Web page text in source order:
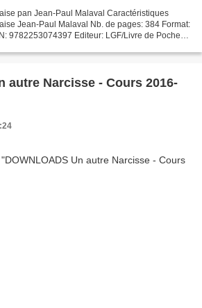
pan Jean-Paul Malaval Caractéristiques
Jean-Paul Malaval Nb. de pages: 384 Format:
9782253074397 Editeur: LGF/Livre de Poche
- Cours 2016-